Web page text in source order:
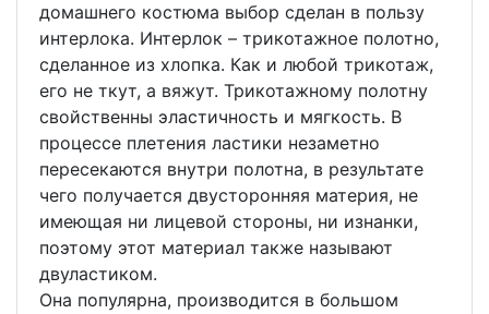
домашнего костюма выбор сделан в пользу
интерлока. Интерлок – трикотажное полотно,
сделанное из хлопка. Как и любой трикотаж,
его не ткут, а вяжут. Трикотажному полотну
свойственны эластичность и мягкость. В
процессе плетения ластики незаметно
пересекаются внутри полотна, в результате
чего получается двусторонняя материя, не
имеющая ни лицевой стороны, ни изнанки,
поэтому этот материал также называют
двуластиком.
Она популярна, производится в большом